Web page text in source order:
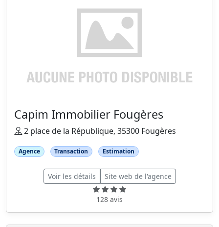
Capim Immobilier Fougères
2 place de la République, 35300 Fougères
Agence Transaction Estimation
Voir les détails Site web de l'agence
128 avis